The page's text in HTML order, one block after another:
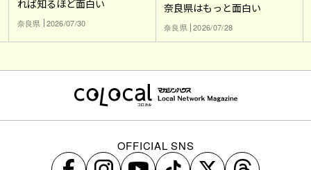
れば知るほど面白い
奈良県 2026/07/30
奈良県はもっと面白い
奈良県 2026/07/28
OFFICIAL SNS